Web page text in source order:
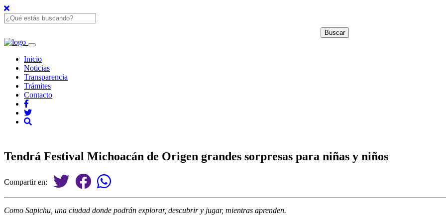
Inicio
Noticias
Transparencia
Trámites
Contacto
Tendrá Festival Michoacán de Origen grandes sorpresas para niñas y niños
Compartir en:
Como Sapichu, una ciudad donde podrán explorar, descubrir y jugar, mientras aprenden.